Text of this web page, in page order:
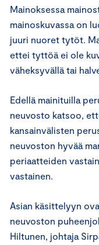
Mainoksessa
mainoskuvassa on
juuri nuoret tytöt.
ettei tyttöä ei ole
väheksyvällä tai
Edellä mainituilla
neuvosto katsoo,
kansainvälisten
neuvoston hyvää
periaatteiden
vastainen.
Asian käsittelyyn
neuvoston
Hiltunen, johtaja